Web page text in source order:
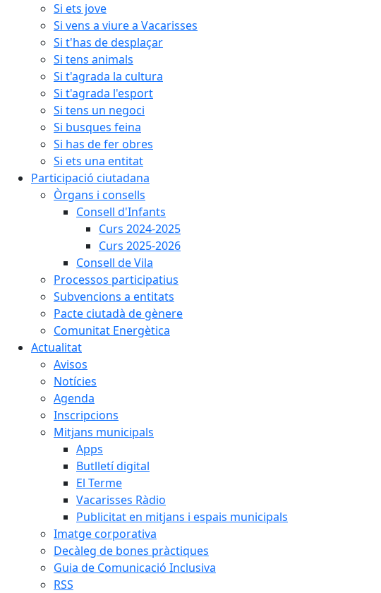
Si ets jove
Si vens a viure a Vacarisses
Si t'has de desplaçar
Si tens animals
Si t'agrada la cultura
Si t'agrada l'esport
Si tens un negoci
Si busques feina
Si has de fer obres
Si ets una entitat
Participació ciutadana
Òrgans i consells
Consell d'Infants
Curs 2024-2025
Curs 2025-2026
Consell de Vila
Processos participatius
Subvencions a entitats
Pacte ciutadà de gènere
Comunitat Energètica
Actualitat
Avisos
Notícies
Agenda
Inscripcions
Mitjans municipals
Apps
Butlletí digital
El Terme
Vacarisses Ràdio
Publicitat en mitjans i espais municipals
Imatge corporativa
Decàleg de bones pràctiques
Guia de Comunicació Inclusiva
RSS